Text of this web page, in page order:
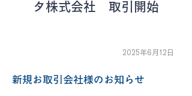
タ株式会社 取引開始
2025年6月12日
新規お取引会社様のお知らせ